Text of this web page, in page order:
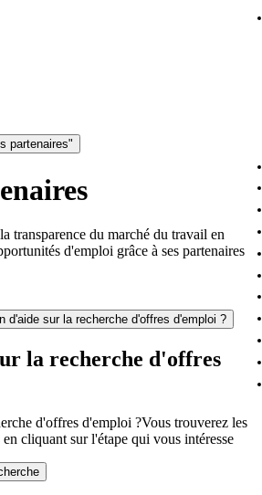
partenaires"
transparence du marché du travail en
d'emploi grâce à ses partenaires
d'aide sur la recherche d'offres d'emploi ?
la recherche d'offres
d'offres d'emploi ?Vous trouverez les
cliquant sur l'étape qui vous intéresse